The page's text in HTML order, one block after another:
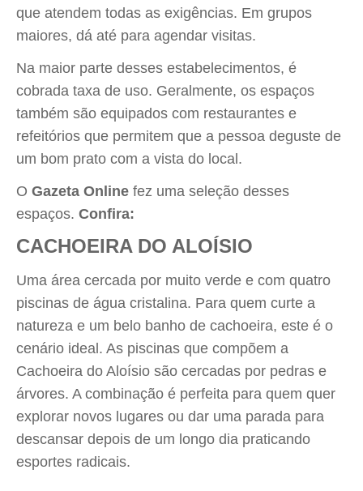
que atendem todas as exigências. Em grupos
maiores, dá até para agendar visitas.
Na maior parte desses estabelecimentos, é
cobrada taxa de uso. Geralmente, os espaços
também são equipados com restaurantes e
refeitórios que permitem que a pessoa deguste de
um bom prato com a vista do local.
O Gazeta Online fez uma seleção desses
espaços. Confira:
CACHOEIRA DO ALOÍSIO
Uma área cercada por muito verde e com quatro
piscinas de água cristalina. Para quem curte a
natureza e um belo banho de cachoeira, este é o
cenário ideal. As piscinas que compõem a
Cachoeira do Aloísio são cercadas por pedras e
árvores. A combinação é perfeita para quem quer
explorar novos lugares ou dar uma parada para
descansar depois de um longo dia praticando
esportes radicais.